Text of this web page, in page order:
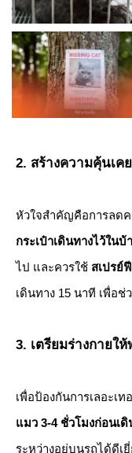
2. สร้างความคุ้นเค
หัวใจสำคัญคือการลด
กระเป๋าเดินทางไว้ในบ้
ไป และควรใช้ สเปรย์
เดินทาง 15 นาที เพื่อ
3. เตรียมร่างกายใ
เพื่อป้องกันการเลอะเ
แมว 3-4 ชั่วโมงก่อนเดิ
ระหว่างอยู่บนรถได้ดี